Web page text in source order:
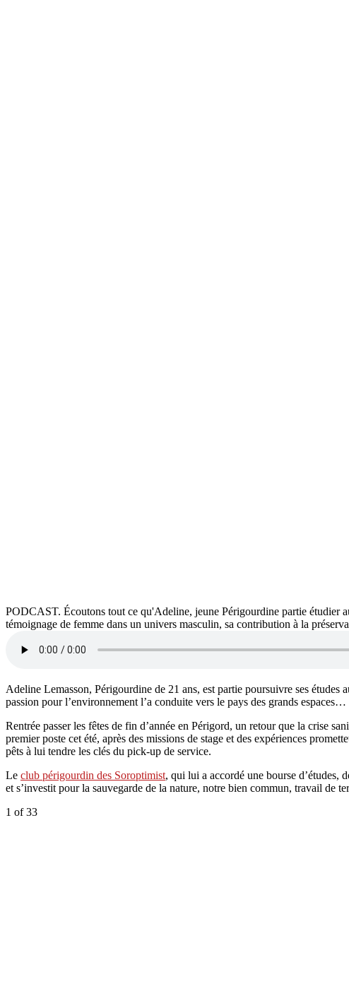
PODCAST. Écoutons tout ce qu'Adeline, jeune Périgourdine partie étudier
témoignage de femme dans un univers masculin, sa contribution à la
Adeline Lemasson, Périgourdine de 21 ans, est partie poursuivre ses études
passion pour l’environnement l’a conduite vers le pays des grands
Rentrée passer les fêtes de fin d’année en Périgord, un retour que la crise
premier poste cet été, après des missions de stage et des expériences
pêts à lui tendre les clés du pick-up de service.
Le club périgourdin des Soroptimist, qui lui a accordé une bourse d’études,
et s’investit pour la sauvegarde de la nature, notre bien commun, travail de
1 of 33